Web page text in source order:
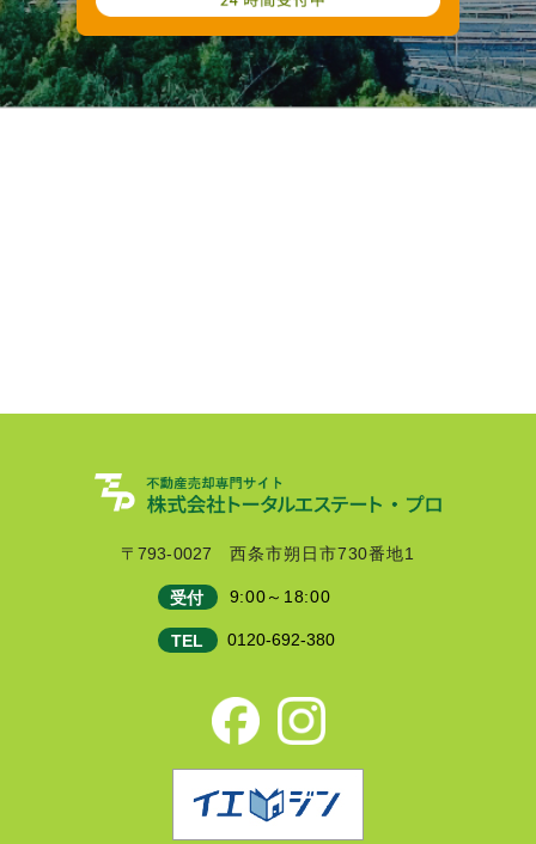
〒793-0027 西条市朔日市730番地1
受付 9:00～18:00
TEL 0120-692-380